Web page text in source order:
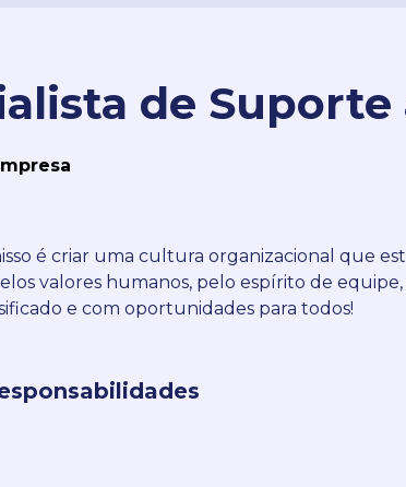
de
é criar uma cultura organizacional que
valores humanos, pelo espírito de
e com oportunidades para todos!